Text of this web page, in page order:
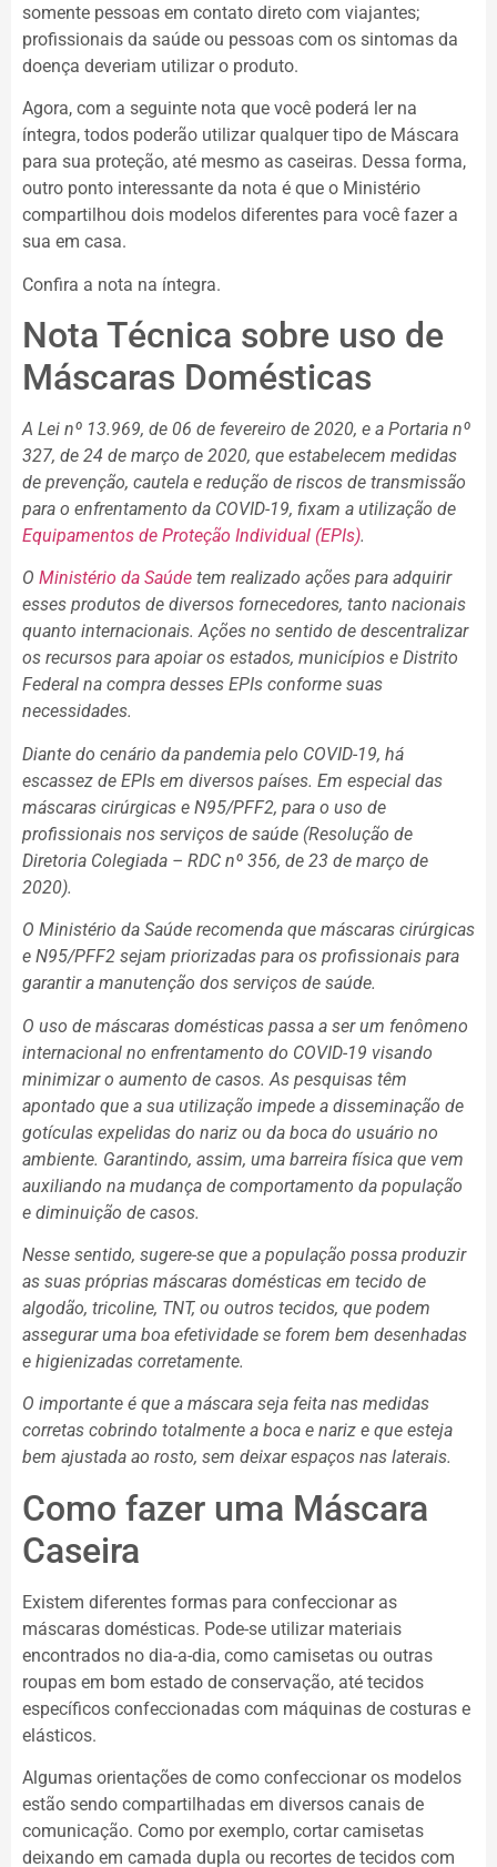
somente pessoas em contato direto com viajantes;
profissionais da saúde ou pessoas com os sintomas da
doença deveriam utilizar o produto.
Agora, com a seguinte nota que você poderá ler na
íntegra, todos poderão utilizar qualquer tipo de Máscara
para sua proteção, até mesmo as caseiras. Dessa forma,
outro ponto interessante da nota é que o Ministério
compartilhou dois modelos diferentes para você fazer a
sua em casa.
Confira a nota na íntegra.
Nota Técnica sobre uso de
Máscaras Domésticas
A Lei nº 13.969, de 06 de fevereiro de 2020, e a Portaria nº
327, de 24 de março de 2020, que estabelecem medidas
de prevenção, cautela e redução de riscos de transmissão
para o enfrentamento da COVID-19, fixam a utilização de
Equipamentos de Proteção Individual (EPIs).
O Ministério da Saúde tem realizado ações para adquirir
esses produtos de diversos fornecedores, tanto nacionais
quanto internacionais. Ações no sentido de descentralizar
os recursos para apoiar os estados, municípios e Distrito
Federal na compra desses EPIs conforme suas
necessidades.
Diante do cenário da pandemia pelo COVID-19, há
escassez de EPIs em diversos países. Em especial das
máscaras cirúrgicas e N95/PFF2, para o uso de
profissionais nos serviços de saúde (Resolução de
Diretoria Colegiada – RDC nº 356, de 23 de março de
2020).
O Ministério da Saúde recomenda que máscaras cirúrgicas
e N95/PFF2 sejam priorizadas para os profissionais para
garantir a manutenção dos serviços de saúde.
O uso de máscaras domésticas passa a ser um fenômeno
internacional no enfrentamento do COVID-19 visando
minimizar o aumento de casos. As pesquisas têm
apontado que a sua utilização impede a disseminação de
gotículas expelidas do nariz ou da boca do usuário no
ambiente. Garantindo, assim, uma barreira física que vem
auxiliando na mudança de comportamento da população
e diminuição de casos.
Nesse sentido, sugere-se que a população possa produzir
as suas próprias máscaras domésticas em tecido de
algodão, tricoline, TNT, ou outros tecidos, que podem
assegurar uma boa efetividade se forem bem desenhadas
e higienizadas corretamente.
O importante é que a máscara seja feita nas medidas
corretas cobrindo totalmente a boca e nariz e que esteja
bem ajustada ao rosto, sem deixar espaços nas laterais.
Como fazer uma Máscara
Caseira
Existem diferentes formas para confeccionar as
máscaras domésticas. Pode-se utilizar materiais
encontrados no dia-a-dia, como camisetas ou outras
roupas em bom estado de conservação, até tecidos
específicos confeccionadas com máquinas de costuras e
elásticos.
Algumas orientações de como confeccionar os modelos
estão sendo compartilhadas em diversos canais de
comunicação. Como por exemplo, cortar camisetas
deixando em camada dupla ou recortes de tecidos com